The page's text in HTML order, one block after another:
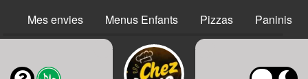
Mes envies Menus Enfants Pizzas Paninis